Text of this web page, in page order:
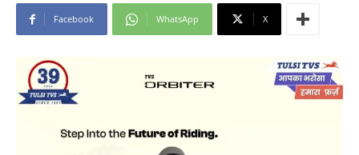
Facebook WhatsApp X